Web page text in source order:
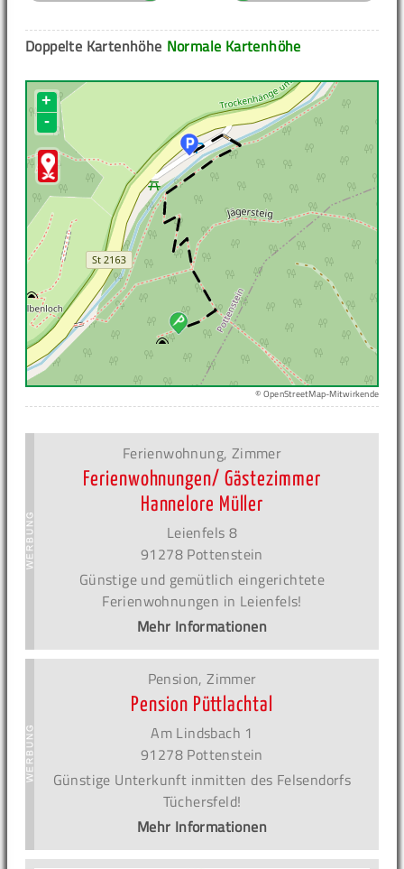
Normale Kartenhöhe
Doppelte Kartenhöhe
+
-
© OpenStreetMap-Mitwirkende
Ferienwohnung, Zimmer
Ferienwohnungen/ Gästezimmer
Hannelore Müller
Leienfels 8
91278 Pottenstein
Günstige und gemütlich eingerichtete
Ferienwohnungen in Leienfels!
Mehr Informationen
Pension, Zimmer
Pension Püttlachtal
Am Lindsbach 1
91278 Pottenstein
Günstige Unterkunft inmitten des Felsendorfs
Tüchersfeld!
Mehr Informationen